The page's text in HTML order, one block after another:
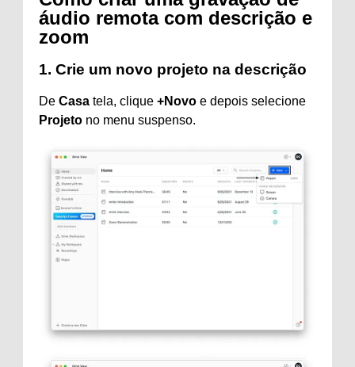
áudio remota com descrição e
zoom
1. Crie um novo projeto na descrição
De Casa tela, clique +Novo e depois selecione
Projeto no menu suspenso.